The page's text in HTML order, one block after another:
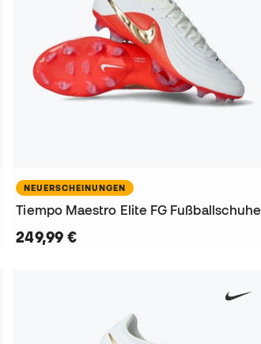
NEUERSCHEINUNGEN
Tiempo Maestro Elite FG Fußballschuhe
249,99 €